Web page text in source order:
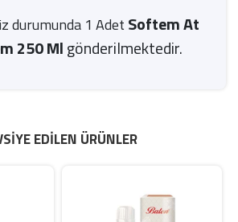
durumunda 1 Adet Softem At
250 Mlgönderilmektedir.
EDILEN ÜRÜNLER